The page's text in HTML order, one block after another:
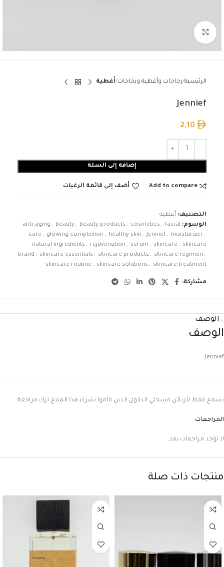
الرئيسية زجاجات وأغطية وبخاخات أغطية
Jennief
2,10
إضافة إلى السلة
Add to compare أضف إلى قائمة الرغبات
التصنيف: أغطية
الوسوم:
anti-aging , beauty , beauty products , cosmetics , facial
care , glowing complexion , healthy skin , Jennief , moisturizer ,
natural ingredients , rejuvenation , serum , skincare , skincare
brand , skincare essentials , skincare products , skincare regimen ,
skincare routine , skincare solutions , skincare treatment
مشاركة:
الوصف
الوصف
Jennief
المراجعات
لا توجد مراجعات بعد.
يسمح فقط للزبائن مسجلي الدخول الذين قاموا بشراء هذا المنتج ترك مراجعة.
منتجات ذات صلة